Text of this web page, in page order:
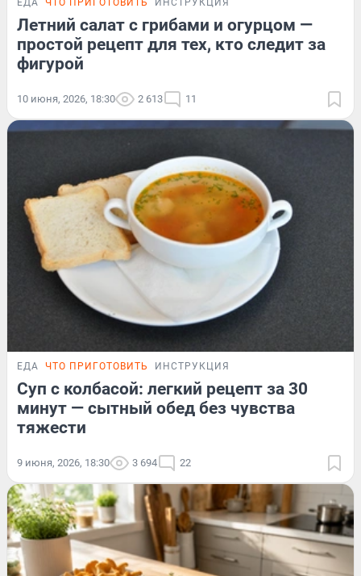
ЕДА ЧТО ПРИГОТОВИТЬ ИНСТРУКЦИЯ
Летний салат с грибами и огурцом —
простой рецепт для тех, кто следит за
фигурой
10 июня, 2026, 18:30 2 613 11
ЕДА ЧТО ПРИГОТОВИТЬ ИНСТРУКЦИЯ
Суп с колбасой: легкий рецепт за 30
минут — сытный обед без чувства
тяжести
9 июня, 2026, 18:30 3 694 22